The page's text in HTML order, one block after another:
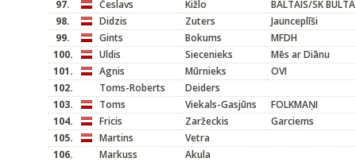
97.
Česlavs Kižlo
BALTAIS/SK BULTA
98.
Didzis Zuters
Jaunceplīši
99.
Gints Bokums
MFDH
100.
Uldis Siecenieks
Mēs ar Diānu
101.
Agnis Mūrnieks
OVI
102.
Toms-Roberts
Deiders
103.
Toms Viekals-Gasjūns
FOLKMAŅI
104.
Fricis Zaržeckis
Garciems
105.
Martins
Vetra
106.
Markuss
Akula